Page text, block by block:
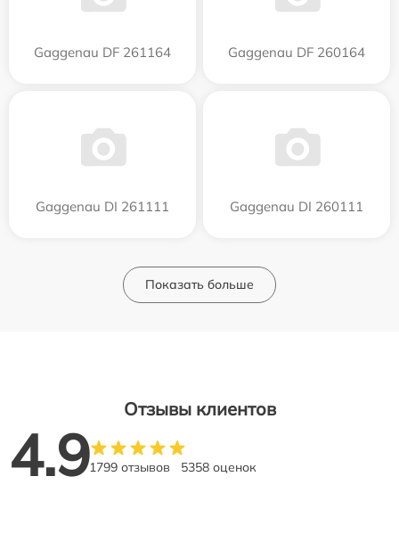
Gaggenau DF 261164 Gaggenau DF 260164
Gaggenau DI 261111 Gaggenau DI 260111
Показать больше
Отзывы клиентов
4.91799 отзывов 5358 оценок